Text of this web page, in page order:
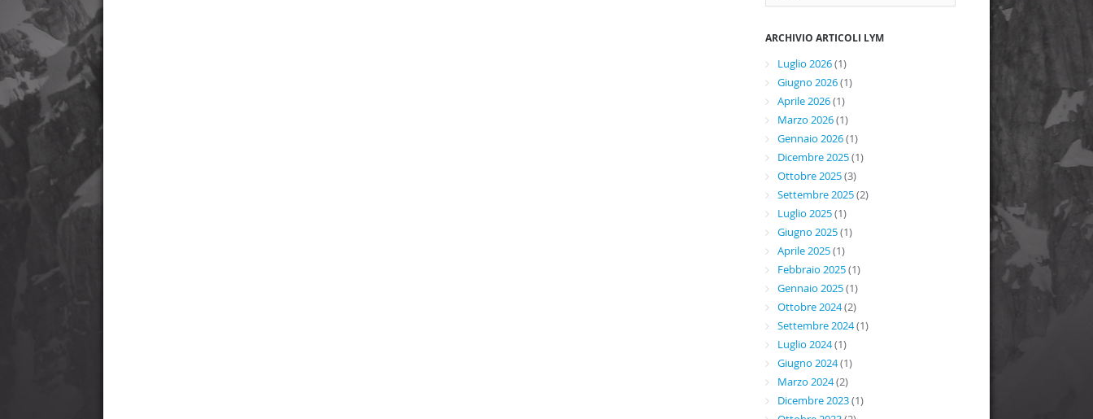
ARCHIVIO ARTICOLI LYM
Luglio 2026(1)
Giugno 2026(1)
Aprile 2026(1)
Marzo 2026(1)
Gennaio 2026(1)
Dicembre 2025(1)
Ottobre 2025(3)
Settembre 2025(2)
Luglio 2025(1)
Giugno 2025(1)
Aprile 2025(1)
Febbraio 2025(1)
Gennaio 2025(1)
Ottobre 2024(2)
Settembre 2024(1)
Luglio 2024(1)
Giugno 2024(1)
Marzo 2024(2)
Dicembre 2023(1)